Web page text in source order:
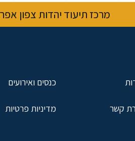
מרכז תיעוד יהדות צפון
כנסים ואירועים
קשר מדיניות פרטיות